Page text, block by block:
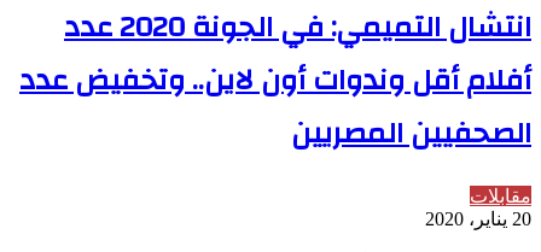
انتشال التميمي: في الجونة 2020 عدد
أفلام أقل وندوات أون لاين.. وتخفيض عدد
الصحفيين المصريين
مقابلات
20 يناير، 2020